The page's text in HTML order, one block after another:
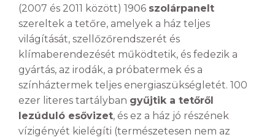
(2007 és 2011 között) 1906 szolárpanelt
szereltek a tetőre, amelyek a ház teljes
világítását, szellőzőrendszerét és
klímaberendezését működtetik, és fedezik a
gyártás, az irodák, a próbatermek és a
színháztermek teljes energiaszükségletét. 100
ezer literes tartályban gyűjtik a tetőről
lezúduló esővizet, és ez a ház jó részének
vízigényét kielégíti (természetesen nem az